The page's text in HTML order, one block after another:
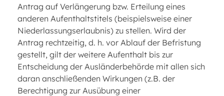
Antrag auf Verlängerung bzw. Erteilung eines
anderen Aufenthaltstitels (beispielsweise einer
Niederlassungserlaubnis) zu stellen. Wird der
Antrag rechtzeitig, d. h. vor Ablauf der Befristung
gestellt, gilt der weitere Aufenthalt bis zur
Entscheidung der Ausländerbehörde mit allen sich
daran anschließenden Wirkungen (z.B. der
Berechtigung zur Ausübung einer